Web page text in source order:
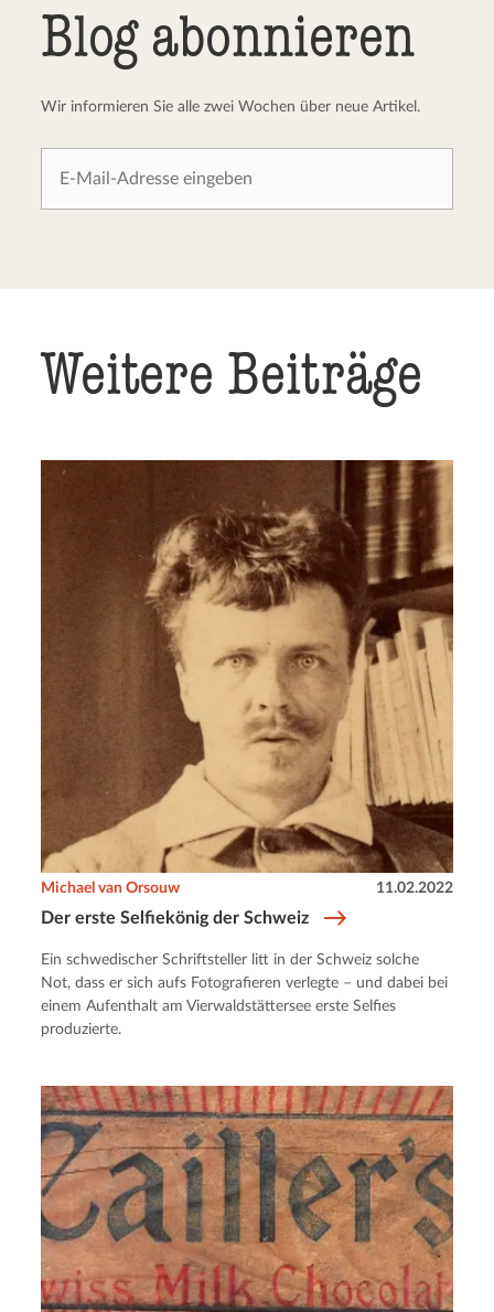
Blog abonnieren
Wir informieren Sie alle zwei Wochen über neue Artikel.
Weitere Beiträge
Der erste Selfiekönig der Schweiz
Michael van Orsouw 11.02.2022
Ein schwedischer Schriftsteller litt in der Schweiz solche
Not, dass er sich aufs Fotografieren verlegte – und dabei bei
einem Aufenthalt am Vierwaldstättersee erste Selfies
produzierte.